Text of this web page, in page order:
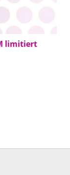
limitiert